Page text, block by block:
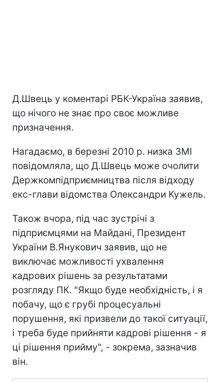
Д.Швець у коментарі РБК-Україна заявив,
що нічого не знає про своє можливе
призначення.
Нагадаємо, в березні 2010 р. низка ЗМІ
повідомляла, що Д.Швець може очолити
Держкомпідприємництва після відходу
екс-глави відомства Олександри Кужель.
Також вчора, під час зустрічі з
підприємцями на Майдані, Президент
України В.Янукович заявив, що не
виключає можливості ухвалення
кадрових рішень за результатами
розгляду ПК. "Якщо буде необхідність, і я
побачу, що є грубі процесуальні
порушення, які призвели до такої ситуації,
і треба буде прийняти кадрові рішення - я
ці рішення прийму", - зокрема, зазначив
він.